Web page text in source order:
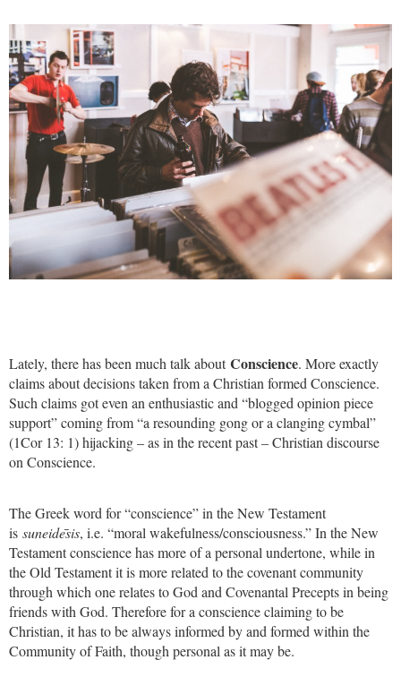
21/08/2017
Lately, there has been much talk aboutConscience. More exactly
claims about decisions taken from a Christian formed Conscience.
Such claims got even an enthusiastic and “blogged opinion piece
support” coming from “a resounding gong or a clanging cymbal”
(1Cor 13: 1) hijacking – as in the recent past – Christian discourse
The Greek word for “conscience” in the New Testament
issuneidesis, i.e. “moral wakefulness/consciousness.” In the New
Testament conscience has more of a personal undertone, while in
the Old Testament it is more related to the covenant community
through which one relates to God and Covenantal Precepts in being
friends with God. Therefore for a conscience claiming to be
Christian, it has to be always informed by and formed within the